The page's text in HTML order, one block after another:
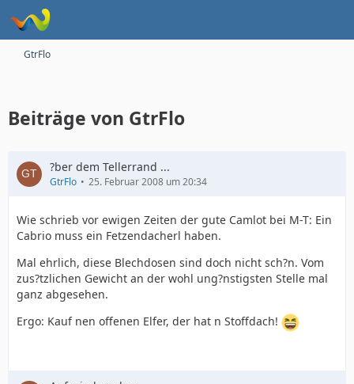
GtrFlo
Beiträge von GtrFlo
?ber dem Tellerrand ...
GtrFlo 25. Februar 2008 um 20:34
Wie schrieb vor ewigen Zeiten der gute Camlot bei M-T: Ein
Cabrio muss ein Fetzendacherl haben.
Mal ehrlich, diese Blechdosen sind doch nicht sch?n. Vom
zus?tzlichen Gewicht an der wohl ung?nstigsten Stelle mal
ganz abgesehen.
Ergo: Kauf nen offenen Elfer, der hat n Stoffdach!